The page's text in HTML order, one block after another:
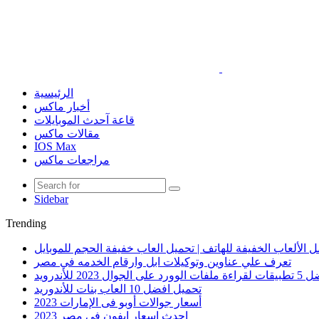
الرئيسية
أخبار ماكس
قاعة آحدث الموبايلات
مقالات ماكس
IOS Max
مراجعات ماكس
Sidebar
Trending
الألعاب الخفيفة للهاتف | تحميل العاب خفيفة الحجم للموبايل
تعرف علي عناوين وتوكيلات ابل وارقام الخدمه في مصر
على الجوال 2023 للأندرويد
تحميل افضل 10 العاب بنات للأندوريد
أسعار جوالات أوبو فى الإمارات 2023
احدث اسعار ايفون في مصر 2023